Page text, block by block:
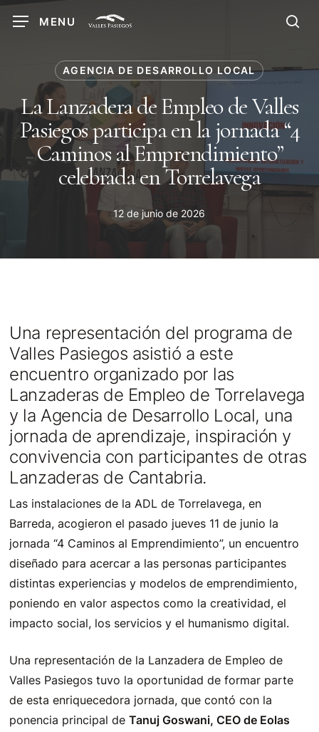
Skip
MENU
AGENCIA DE DESARROLLO LOCAL
La Lanzadera de Empleo de Valles
Pasiegos participa en la jornada “4
Caminos al Emprendimiento”
celebrada en Torrelavega
12 de junio de 2026
Una representación del programa de
Valles Pasiegos asistió a este
encuentro organizado por las
Lanzaderas de Empleo de Torrelavega
y la Agencia de Desarrollo Local, una
jornada de aprendizaje, inspiración y
convivencia con participantes de otras
Lanzaderas de Cantabria.
Las instalaciones de la ADL de Torrelavega, en
Barreda, acogieron el pasado jueves 11 de junio la
jornada “4 Caminos al Emprendimiento”, un encuentro
diseñado para acercar a las personas participantes
distintas experiencias y modelos de emprendimiento,
poniendo en valor aspectos como la creatividad, el
impacto social, los servicios y el humanismo digital.
Una representación de la Lanzadera de Empleo de
Valles Pasiegos tuvo la oportunidad de formar parte
de esta enriquecedora jornada, que contó con la
ponencia principal deTanuj Goswani, CEO de Eolas